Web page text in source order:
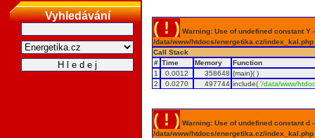
Vyhledávání
( ! ) Warning: Use of undefined constant
/data/www/htdocs/energetika.cz/
Call Stack
# Time Memory
Function
1
0.0012 358648 {main}( )
2
0.0270 497744 include('/data/www/
( ! ) Warning: Use of undefined constant
/data/www/htdocs/energetika.cz/